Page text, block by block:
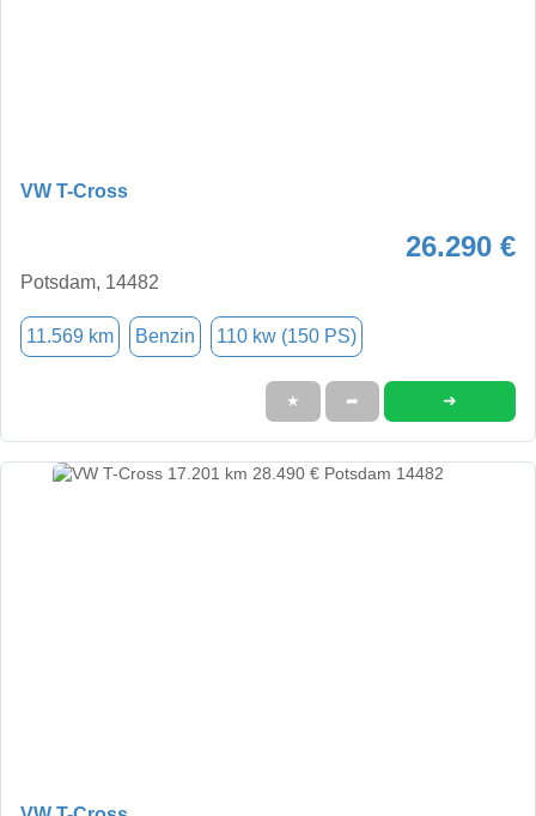
VW T-Cross
26.290 €
Potsdam, 14482
11.569 km Benzin 110 kw (150 PS)
★ ➦ ➜